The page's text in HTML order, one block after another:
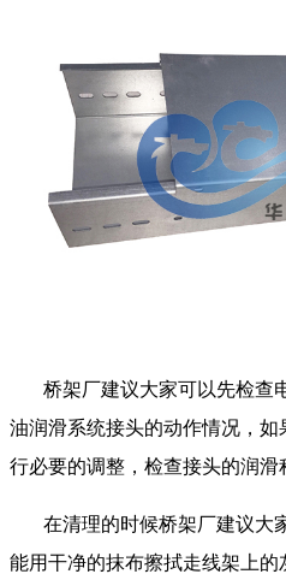
桥架厂建议大家可以先检查
油润滑系统接头的动作情况，
行必要的调整，检查接头的润滑
在清理的时候桥架厂建议大
能用干净的抹布擦拭走线架上